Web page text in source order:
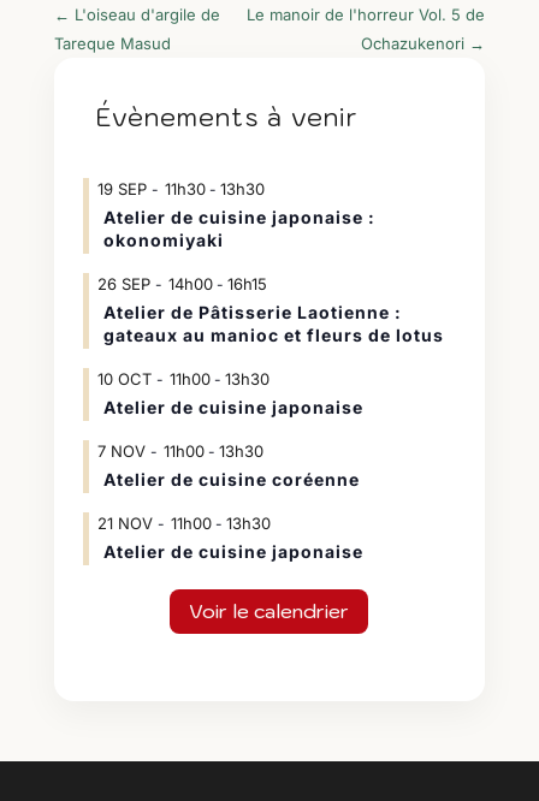
← L'oiseau d'argile de
Tareque Masud
Le manoir de l'horreur Vol. 5 de
Ochazukenori →
Évènements à venir
19 SEP 11h30- 13h30
Atelier de cuisine japonaise :
okonomiyaki
26 SEP 14h00- 16h15
Atelier de Pâtisserie Laotienne :
gateaux au manioc et fleurs de lotus
10 OCT 11h00- 13h30
Atelier de cuisine japonaise
7 NOV 11h00- 13h30
Atelier de cuisine coréenne
21 NOV 11h00- 13h30
Atelier de cuisine japonaise
Voir le calendrier